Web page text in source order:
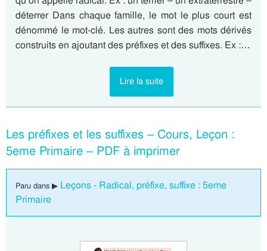
déterrer Dans chaque famille, le mot le plus court est
dénommé le mot-clé. Les autres sont des mots dérivés
construits en ajoutant des préfixes et des suffixes. Ex :…
Lire la suite
Les préfixes et les suffixes – Cours, Leçon :
5eme Primaire – PDF à imprimer
Paru dans ▶ Leçons - Radical, préfixe, suffixe : 5eme
Primaire